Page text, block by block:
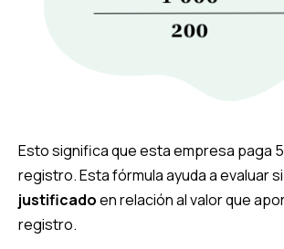
Esto significa que esta empresa paga
registro. Esta fórmula ayuda a evaluar
justificadoen relación al valor que
registro.